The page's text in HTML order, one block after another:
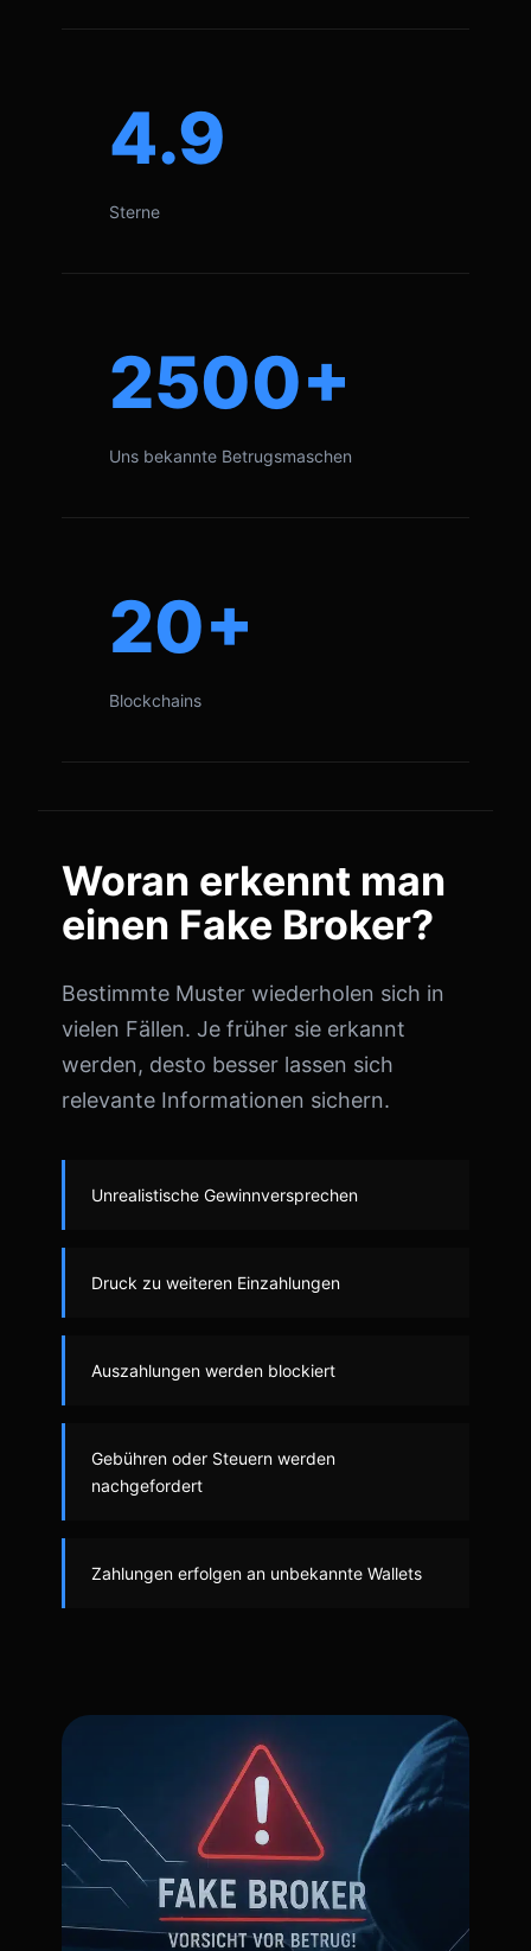
4.9
Sterne
2500+
Uns bekannte Betrugsmaschen
20+
Blockchains
Woran erkennt man
einen Fake Broker?
Bestimmte Muster wiederholen sich in
vielen Fällen. Je früher sie erkannt
werden, desto besser lassen sich
relevante Informationen sichern.
Unrealistische Gewinnversprechen
Druck zu weiteren Einzahlungen
Auszahlungen werden blockiert
Gebühren oder Steuern werden
nachgefordert
Zahlungen erfolgen an unbekannte Wallets